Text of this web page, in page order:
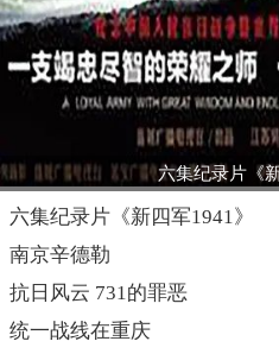
六集纪录片《
六集纪录片《新四军1941》
南京辛德勒
抗日风云 731的罪恶
统一战线在重庆